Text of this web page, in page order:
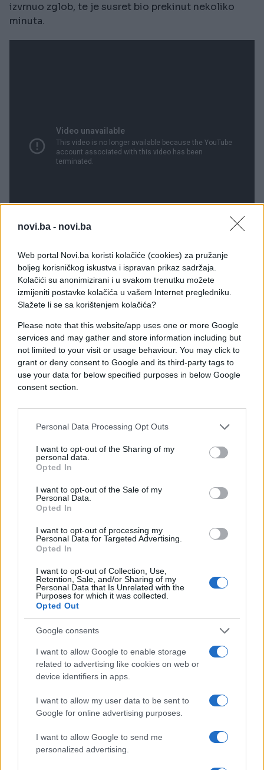
novi.ba - novi.ba
Web portal Novi.ba koristi kolačiće (cookies) za pružanje
boljeg korisničkog iskustva i ispravan prikaz sadržaja.
Kolačići su anonimizirani i u svakom trenutku možete
izmijeniti postavke kolačića u vašem Internet pregledniku.
Slažete li se sa korištenjem kolačića?
Please note that this website/app uses one or more Google
services and may gather and store information including but
not limited to your visit or usage behaviour. You may click to
grant or deny consent to Google and its third-party tags to
use your data for below specified purposes in below Google
consent section.
Personal Data Processing Opt Outs
I want to opt-out of the Sharing of my
personal data.
Opted In
I want to opt-out of the Sale of my
Personal Data.
Opted In
I want to opt-out of processing my
Personal Data for Targeted Advertising.
Opted In
I want to opt-out of Collection, Use,
Retention, Sale, and/or Sharing of my
Personal Data that Is Unrelated with the
Purposes for which it was collected.
Opted Out
Google consents
I want to allow Google to enable storage
related to advertising like cookies on web or
device identifiers in apps.
I want to allow my user data to be sent to
Google for online advertising purposes.
I want to allow Google to send me
personalized advertising.
izvrnuo zglob, te je susret bio prekinut nekoliko
minuta.
Drugo poluvrijeme smo otvorili veoma dobro i
vodili 51:42, ali su se domaći pribrali i preokrenuli
(58:57). I u posljednjoj dionici imali smo plus devet,
ali smo ušli u veoma neizvjesnu završnicu. Ipak, bili
smo spretniji i slavili sa 78:76. Ni ovaj trijumf nam
nije bio dovoljan za odlazak na Eurobasket, jer
imamo groznu koš razliku.
Jusuf Nurkić je bio najbolji igrač susreta s double-
bio i Miralem Halilović s 18 poena i 10 skokova, dok
je Gordić dodao 13 koševa. Massamba i Borg su
#povreda
#košarkaška reprezentacija bih
#kvalifikacije za eurobasket
#pobjeda
#miralem halilović
#Košarkaška reprezentacija Švedske
#Nedim Buza